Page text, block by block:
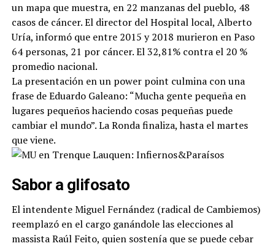
un mapa que muestra, en 22 manzanas del pueblo, 48
casos de cáncer. El director del Hospital local, Alberto
Uría, informó que entre 2015 y 2018 murieron en Paso
64 personas, 21 por cáncer. El 32,81% contra el 20 %
promedio nacional.
La presentación en un power point culmina con una
frase de Eduardo Galeano: “Mucha gente pequeña en
lugares pequeños haciendo cosas pequeñas puede
cambiar el mundo”. La Ronda finaliza, hasta el martes
que viene.
Sabor a glifosato
El intendente Miguel Fernández (radical de Cambiemos)
reemplazó en el cargo ganándole las elecciones al
massista Raúl Feito, quien sostenía que se puede cebar